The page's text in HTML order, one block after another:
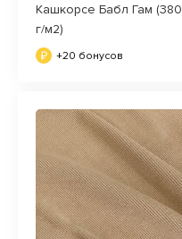
Кашкорсе Бабл Гам (380
г/м2)
+20 бонусов